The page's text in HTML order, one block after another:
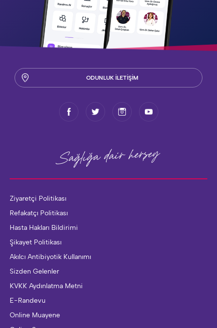
ODUNLUK İLETİŞİM
Sağlığa dairherşey
Ziyaretçi Politikası
Refakatçı Politikası
Hasta Hakları Bildirimi
Şikayet Politikası
Akılcı Antibiyotik Kullanımı
Sizden Gelenler
KVKK Aydınlatma Metni
E-Randevu
Online Muayene